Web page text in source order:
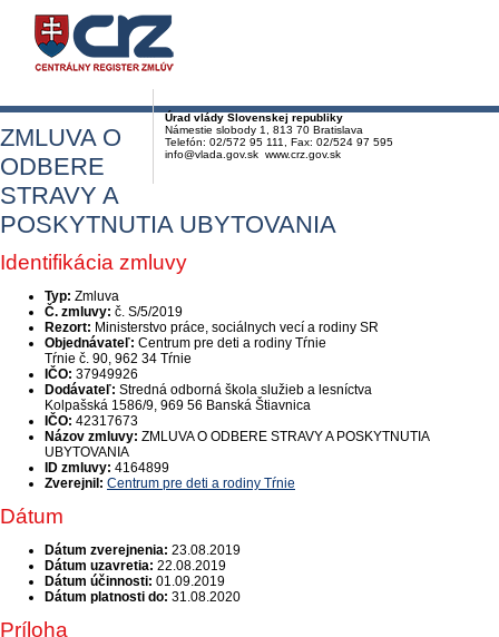
Úrad vlády Slovenskej republiky
Námestie slobody 1, 813 70 Bratislava
Telefón: 02/572 95 111, Fax: 02/524 97 595
info@vlada.gov.sk www.crz.gov.sk
ZMLUVA O
ODBERE
STRAVY A
POSKYTNUTIA UBYTOVANIA
Identifikácia zmluvy
Typ: Zmluva
Č. zmluvy: č. S/5/2019
Rezort: Ministerstvo práce, sociálnych vecí a rodiny SR
Objednávateľ: Centrum pre deti a rodiny Tŕnie
Tŕnie č. 90, 962 34 Tŕnie
IČO: 37949926
Dodávateľ: Stredná odborná škola služieb a lesníctva
Kolpašská 1586/9, 969 56 Banská Štiavnica
IČO: 42317673
Názov zmluvy: ZMLUVA O ODBERE STRAVY A POSKYTNUTIA
UBYTOVANIA
ID zmluvy: 4164899
Zverejnil: Centrum pre deti a rodiny Tŕnie
Dátum
Dátum zverejnenia: 23.08.2019
Dátum uzavretia: 22.08.2019
Dátum účinnosti: 01.09.2019
Dátum platnosti do: 31.08.2020
Príloha